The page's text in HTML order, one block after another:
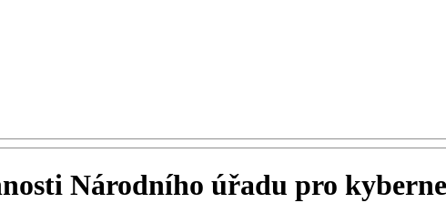
Národního úřadu pro